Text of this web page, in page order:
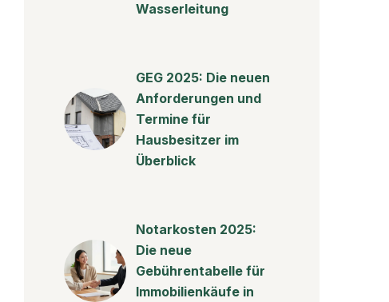
Wasserleitung
GEG 2025: Die neuen
Anforderungen und
Termine für
Hausbesitzer im
Überblick
Notarkosten 2025:
Die neue
Gebührentabelle für
Immobilienkäufe in